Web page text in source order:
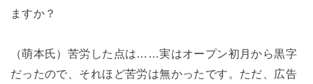
ますか？
（萌本氏）苦労した点は……実はオープン初月から黒字
だったので、それほど苦労は無かったです。ただ、広告